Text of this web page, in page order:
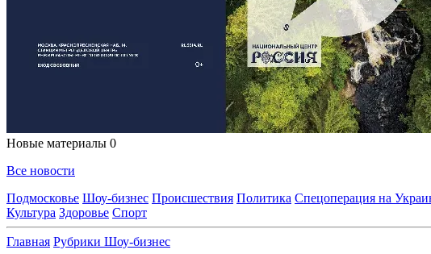
Новые материалы 0
Все новости
Подмосковье Шоу-бизнес Происшествия Политика Спецоперация на
Культура Здоровье Спорт
Главная Рубрики Шоу-бизнес